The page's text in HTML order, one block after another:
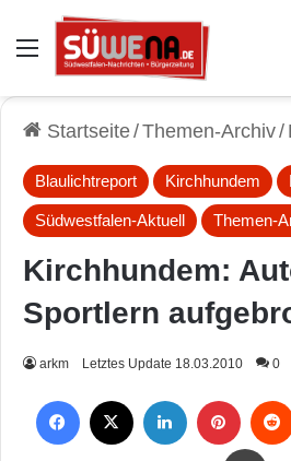
Auswahl
Startseite/Themen-Archiv/
Blaulichtreport Kirchhundem
Südwestfalen-Aktuell Themen-
Kirchhundem:
Sportlern
arkm Letztes Update 18.03.2010 0
Drucken